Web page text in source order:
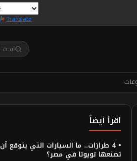
Translate
اقرأ أيضاً
• 4 طرازات.. ما السيارات التي يتوقع أن
تصنعها تويوتا في مصر؟